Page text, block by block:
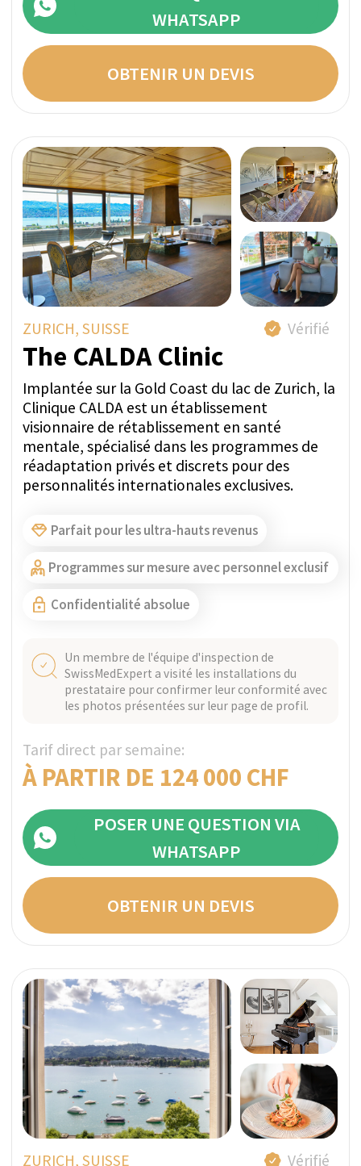
À PARTIR DE 95 000 CHF
POSER UNE QUESTION VIA
MONTREUX, SUISSE
Clinic Les Alpes
Tarif direct par semaine:
La Clinique Les Alpes est un établissement
médical entièrement agréé proposant des
plans de rétablissement sur mesure pour le
traitement des addictions, des traumatismes
services sont dispensés dans un cadre naturel,
luxueux et extrêmement discret.
À PARTIR DE 45 000 CHF
OBTENIR UN DEVIS
POSER UNE QUESTION VIA
WHATSAPP
Un membre de l'équipe d'inspection de
SwissMedExpert a visité les installations du
les photos présentées sur leur page de profil.
Parfait pour les ultra-hauts revenus
Programmes sur mesure avec personnel exclusif
Confidentialité absolue
VITZNAU, SUISSE
NEOVIVA
Une clinique de réadaptation boutique, située
dans une partie privée d'un hôtel avec des vues
Quatre-Cantons, NEOVIVA adopte une
approche globale et fondée sur des preuves
pour le traitement des addictions.
Un membre de l'équipe d'inspection de
SwissMedExpert a visité les installations du
les photos présentées sur leur page de profil.
Compagnon de voyage sobre
Thérapie de groupe
Confidentialité absolue